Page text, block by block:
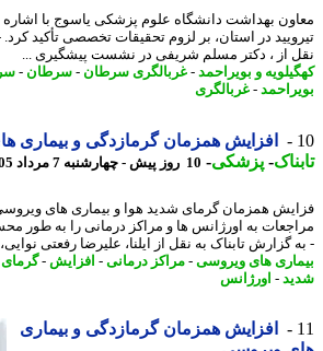
بهداشت دانشگاه علوم پزشکی یاسوج با اشاره به
در استان، بر لزوم تحقیقات تخصصی تأکید کرد. -
از ، دکتر مسلم شریفی در نشست پیشگیری ...
و بویراحمد -غربالگری سرطان -سرطان -سرطان
-غربالگری
افزایش همزمان گرمازدگی و بیماری های
-پزشکی-10 روز پیش - چهارشنبه 7 مرداد 1405، 18:30
همزمان گرمای شدید هوا و بیماری های ویروسی
به اورژانس ها و مراکز درمانی را به طور
گزارش تابناک به نقل از ایلنا، علیرضا رفعتی نوایی،
های ویروسی-مراکز درمانی-افزایش -گرمای
-اورژانس
افزایش همزمان گرمازدگی و بیماری